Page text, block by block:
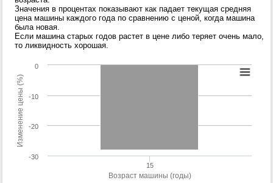
Значения в процентах показывают как падает текущая средняя
цена машины каждого года по сравнению с ценой, когда машина
была новая.
Если машина старых годов растет в цене либо теряет очень мало,
то ликвидность хорошая.
Возраст машины (годы)
Изменение цены (%)
15
-30
-20
-10
0